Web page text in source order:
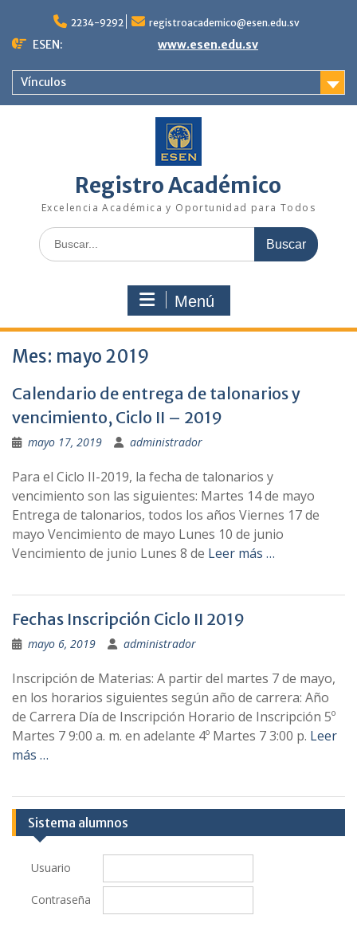
contenido
2234-9292 registroacademico@esen.edu.sv
ESEN: www.esen.edu.sv
Vínculos
Registro Académico
Excelencia Académica y Oportunidad para Todos
Buscar:
Menú
Mes: mayo 2019
Calendario de entrega de talonarios y
vencimiento, Ciclo II – 2019
mayo 17, 2019 administrador
Para el Ciclo II-2019, la fecha de talonarios y
vencimiento son las siguientes: Martes 14 de mayo
Entrega de talonarios, todos los años Viernes 17 de
mayo Vencimiento de mayo Lunes 10 de junio
Vencimiento de junio Lunes 8 de Leer más …
Fechas Inscripción Ciclo II 2019
mayo 6, 2019 administrador
Inscripción de Materias: A partir del martes 7 de mayo,
en los horarios siguientes según año de carrera: Año
de Carrera Día de Inscripción Horario de Inscripción 5º
Martes 7 9:00 a. m. en adelante 4º Martes 7 3:00 p. Leer
más …
Sistema alumnos
Usuario
Contraseña